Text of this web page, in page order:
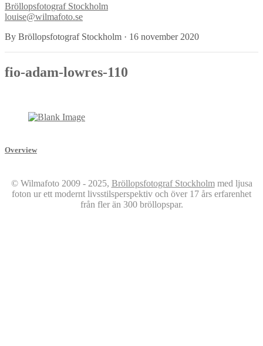
Bröllopsfotograf Stockholm
louise@wilmafoto.se
By Bröllopsfotograf Stockholm · 16 november 2020
fio-adam-lowres-110
Overview
© Wilmafoto 2009 - 2025, Bröllopsfotograf Stockholmmed ljusa
foton ur ett modernt livsstilsperspektiv och över 17 års erfarenhet
från fler än 300 bröllopspar.